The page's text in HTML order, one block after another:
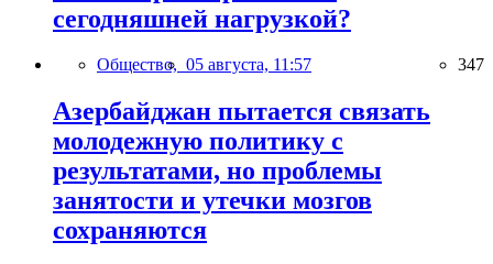
сегодняшней нагрузкой?
Общество, 05 августа, 11:57 347
Азербайджан пытается связать
молодежную политику с
результатами, но проблемы
занятости и утечки мозгов
сохраняются